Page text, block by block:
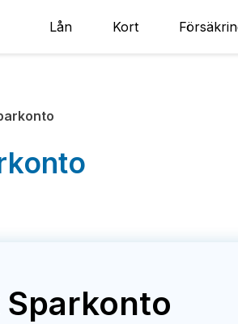
Lån Kort
Sparkonto